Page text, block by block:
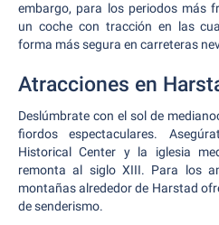
embargo, para los periodos más
un coche con tracción en las
forma más segura en carreteras
Atracciones en
Deslúmbrate con el sol de
fiordos espectaculares.
Historical Center y la iglesia
remonta al siglo XIII. Para los
montañas alrededor de Harstad
de senderismo.